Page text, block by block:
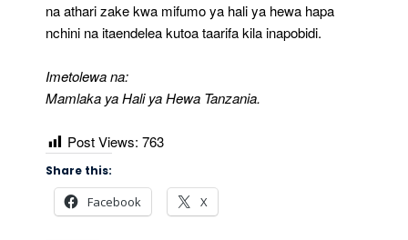
na athari zake kwa mifumo ya hali ya hewa hapa
nchini na itaendelea kutoa taarifa kila inapobidi.
Imetolewa na:
Mamlaka ya Hali ya Hewa Tanzania.
Post Views: 763
Share this:
Facebook X